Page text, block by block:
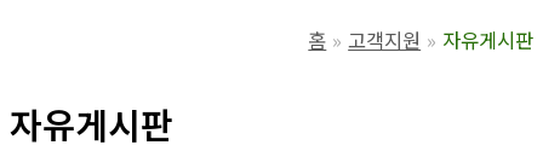
홈 고객지원 자유게시판
자유게시판